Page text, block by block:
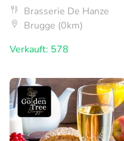
Brasserie De Hanze
Brugge (0km)
Verkauft: 578